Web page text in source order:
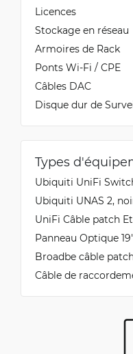
Licences
Stockage en réseau
Armoires de Rack
Ponts Wi-Fi / CPE
Câbles DAC
Disque dur de
Types
Ubiquiti UniFi
Ubiquiti UNAS 2,
UniFi Câble patch
Panneau Optique
Broadbe câble
Câble de